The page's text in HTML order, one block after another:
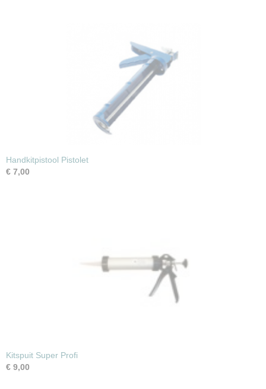
Handkitpistool Pistolet
€ 7,00
Kitspuit Super Profi
€ 9,00